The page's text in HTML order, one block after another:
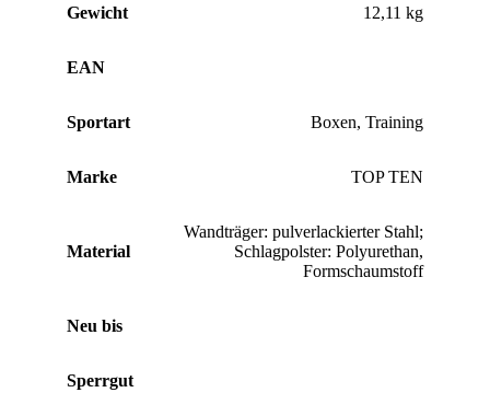
Gewicht
12,11 kg
EAN
Sportart Boxen, Training
Marke TOP TEN
Material
Wandträger: pulverlackierter Stahl;
Schlagpolster: Polyurethan,
Formschaumstoff
Neu bis
Sperrgut